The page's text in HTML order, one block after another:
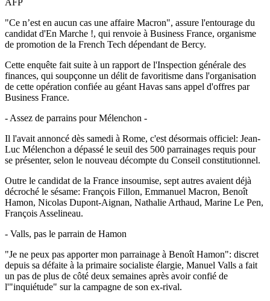
"Ce n’est en aucun cas une affaire Macron", assure l'entourage du
candidat d'En Marche !, qui renvoie à Business France, organisme
de promotion de la French Tech dépendant de Bercy.
Cette enquête fait suite à un rapport de l'Inspection générale des
finances, qui soupçonne un délit de favoritisme dans l'organisation
de cette opération confiée au géant Havas sans appel d'offres par
Business France.
- Assez de parrains pour Mélenchon -
Il l'avait annoncé dès samedi à Rome, c'est désormais officiel: Jean-
Luc Mélenchon a dépassé le seuil des 500 parrainages requis pour
se présenter, selon le nouveau décompte du Conseil constitutionnel.
Outre le candidat de la France insoumise, sept autres avaient déjà
décroché le sésame: François Fillon, Emmanuel Macron, Benoît
Hamon, Nicolas Dupont-Aignan, Nathalie Arthaud, Marine Le Pen,
François Asselineau.
- Valls, pas le parrain de Hamon
"Je ne peux pas apporter mon parrainage à Benoît Hamon": discret
depuis sa défaite à la primaire socialiste élargie, Manuel Valls a fait
un pas de plus de côté deux semaines après avoir confié de
l'"inquiétude" sur la campagne de son ex-rival.